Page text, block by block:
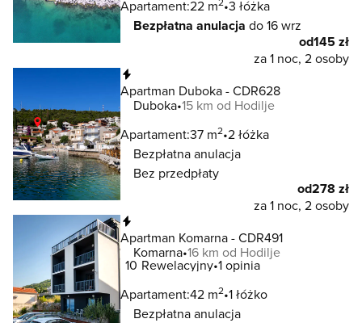
Apartament:22 m 3 łóżka
Bezpłatna anulacja do 16 wrz
od145 zł
za 1 noc, 2 osoby
Apartman Duboka - CDR628
Duboka 15 km od Hodilje
Apartament:37 m2 2 łóżka
Bezpłatna anulacja
Bez przedpłaty
od278 zł
za 1 noc, 2 osoby
Apartman Komarna - CDR491
Komarna 16 km od Hodilje
10 Rewelacyjny 1 opinia
Apartament:42 m2 1 łóżko
Bezpłatna anulacja